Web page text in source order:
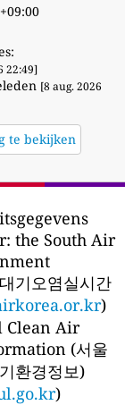
22:49]
[8 aug. 2026
te bekijken
the South Air
기오염실시간
)
Clean Air
(서울
환경정보)
)